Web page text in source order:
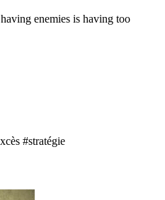
enemies is having too
#stratégie